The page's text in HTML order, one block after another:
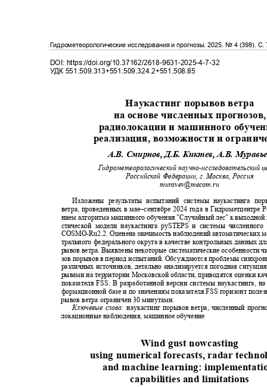
Гидрометеорологические исследования и прогнозы. 2025. № 4 (398). С.
DOI: https://doi.org/10.37162/2618-9631-2025-4-7-32
УДК 551.509.313+551.509.324.2+551.508.85
Наукастинг порывов ветра
на основе численных
радиолокации и машинного
реализация, возможности и
А.В. Смирнов, Д.Б. Киктев, А.В.
Гидрометеорологический научно-исследовательский
Российской Федерации, г. Москва, Россия
muravev@mecom.ru
Изложены результаты испытаний системы наукастинга
ветра, проведенных в мае‒сентябре 2024 года в
нием алгоритма машинного обучения "Случайный лес" к
стической модели наукастинга pySTEPSи системы
COSMO-Ru2.2. Оценена значимость наблюдений автоматических
трального федерального округа в качестве контрольных данных
рывов ветра. Выявлены некоторые систематические особенности
зов порывов в период испытаний. Обсуждаются проблемы
различных источников, детально анализируется погодная
рывами на территории Московской области, приводятся оценки
показателяFSS. В разработанной версии системы наукастинга,
формационной базе и по значениям показателяFSS горизонт
рывов ветра ограничен 30 минутами.
Ключевые слова:наукастинг порывов ветра, численный
локационные наблюдения, машинное обучение
Wind gust nowcasting
using numerical forecasts, radar
and machine learning:
capabilities and limitations